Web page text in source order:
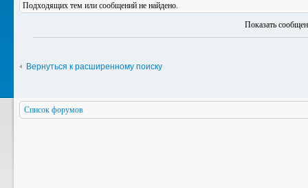
Подходящих тем или сообщений не найдено.
Показать
Вернуться к расширенному поиску
Список форумов